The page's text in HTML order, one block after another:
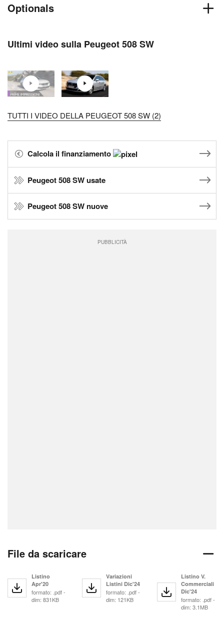
Optionals
Ultimi video sulla Peugeot 508 SW
TUTTI I VIDEO DELLA PEUGEOT 508 SW (2)
Calcola il finanziamento
Peugeot 508 SW usate
Peugeot 508 SW nuove
PUBBLICITÀ
File da scaricare
Listino
Apr'20
formato: .pdf -
dim: 831KB
Variazioni
Listini Dic'24
formato: .pdf -
dim: 121KB
Listino V.
Commerciali
Dic'24
formato: .pdf -
dim: 3.1MB